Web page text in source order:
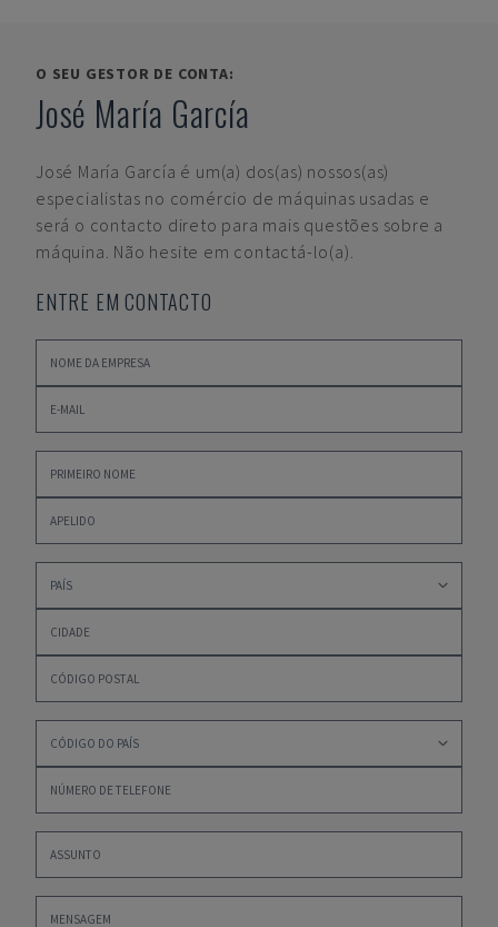
O SEU GESTOR DE CONTA:
José María García
José María García é um(a) dos(as) nossos(as)
especialistas no comércio de máquinas usadas e
será o contacto direto para mais questões sobre a
máquina. Não hesite em contactá-lo(a).
ENTRE EM CONTACTO